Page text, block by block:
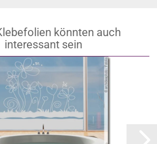
könnten auch
interessant sein